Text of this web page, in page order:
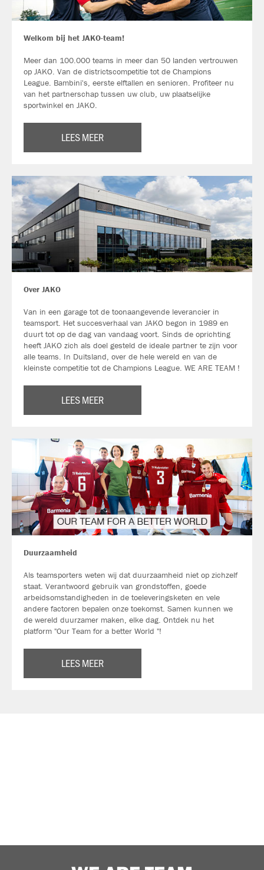
Welkom bij het JAKO-team!
Meer dan 100.000 teams in meer dan 50 landen vertrouwen
op JAKO. Van de districtscompetitie tot de Champions
League. Bambini's, eerste elftallen en senioren. Profiteer nu
van het partnerschap tussen uw club, uw plaatselijke
sportwinkel en JAKO.
LEES MEER
Over JAKO
Van in een garage tot de toonaangevende leverancier in
teamsport. Het succesverhaal van JAKO begon in 1989 en
duurt tot op de dag van vandaag voort. Sinds de oprichting
heeft JAKO zich als doel gesteld de ideale partner te zijn voor
alle teams. In Duitsland, over de hele wereld en van de
kleinste competitie tot de Champions League. WE ARE TEAM !
LEES MEER
Duurzaamheid
Als teamsporters weten wij dat duurzaamheid niet op zichzelf
staat. Verantwoord gebruik van grondstoffen, goede
arbeidsomstandigheden in de toeleveringsketen en vele
andere factoren bepalen onze toekomst. Samen kunnen we
de wereld duurzamer maken, elke dag. Ontdek nu het
platform "Our Team for a better World "!
LEES MEER